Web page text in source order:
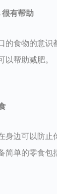
很有帮助
的食物的意识
以帮助减肥。
身边可以防止
简单的零食包